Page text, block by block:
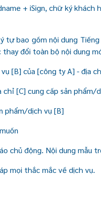
+ iSign, chữ ký
bao gồm nội dung
đổi toàn bộ nội dung
[B] của [công ty A] - địa
[C] cung cấp sản phẩm/
phẩm/dịch vụ [B]
chủ động. Nội dung
mọi thắc mắc về dịch vụ.